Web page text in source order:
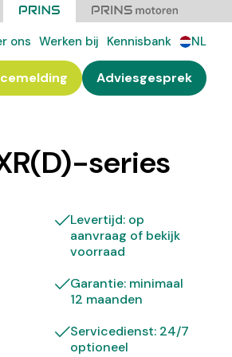
ons Werken bij Kennisbank NL
Adviesgesprek
series
Levertijd: op
aanvraag of bekijk
voorraad
Garantie: minimaal
12 maanden
Servicedienst: 24/7
optioneel